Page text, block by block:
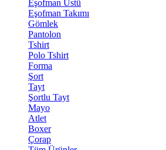
Eşofman Üstü
Eşofman Takımı
Gömlek
Pantolon
Tshirt
Polo Tshirt
Forma
Şort
Tayt
Şortlu Tayt
Mayo
Atlet
Boxer
Çorap